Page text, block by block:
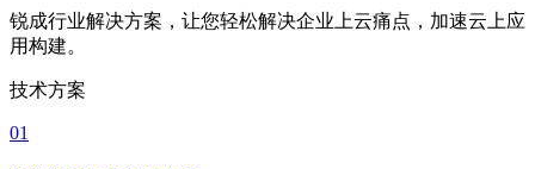
锐成行业解决方案，让您轻松解决企业上云痛点，加速云上应
用构建。
技术方案
01